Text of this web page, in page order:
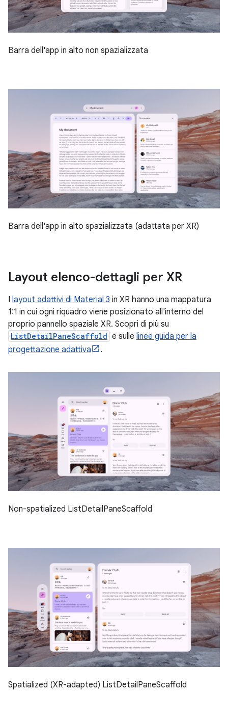
Barra dell'app in alto non spazializzata
Barra dell'app in alto spazializzata (adattata per XR)
Layout elenco-dettagli per XR
I layout adattivi di Material 3 in XR hanno una mappatura
1:1 in cui ogni riquadro viene posizionato all'interno del
proprio pannello spaziale XR. Scopri di più su
ListDetailPaneScaffold e sulle linee guida per la
progettazione adattiva
.
Non-spatialized ListDetailPaneScaffold
Spatialized (XR-adapted) ListDetailPaneScaffold